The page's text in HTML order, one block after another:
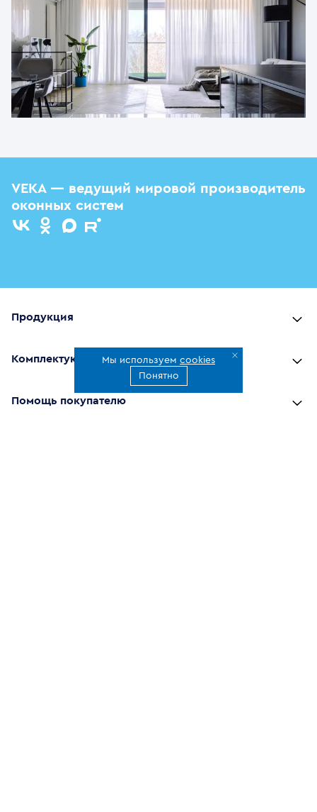
Мы используем cookies
Понятно
VEKA — ведущий мировой производитель
оконных систем
Продукция
Комплектующие
Помощь покупателю